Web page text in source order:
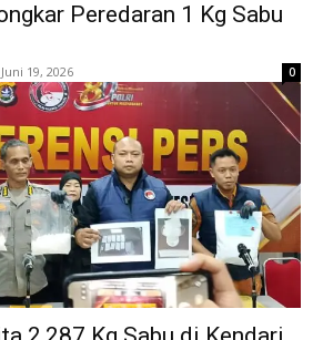
Peredaran 1 Kg Sabu
Juni 19, 2026 0